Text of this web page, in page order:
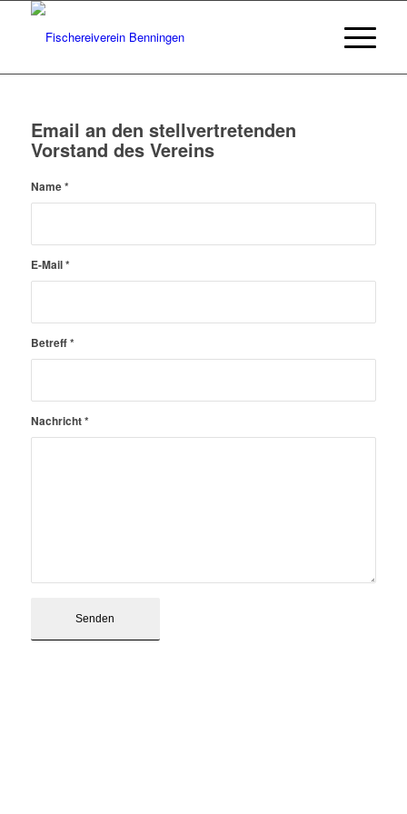
Email an den stellvertretenden
Vorstand des Vereins
Name*
E-Mail*
Betreff*
Nachricht*